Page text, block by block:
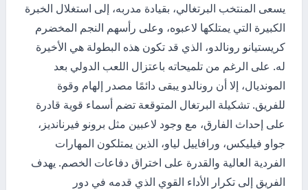
يسعى المنتخب البرتغالي، بقيادة مدربه، إلى استغلال الخبرة
الكبيرة التي يمتلكها لاعبوه، وعلى رأسهم النجم المخضرم
كريستيانو رونالدو، الذي قد تكون هذه البطولة هي الأخيرة
له. على الرغم من تلميحاته باعتزال اللعب الدولي بعد
المونديال، إلا أن رونالدو يبقى دائمًا مصدر إلهام وقوة
للفريق. تشكيلة البرتغال المتوقعة تضم أسماء قوية قادرة
على إحداث الفارق، مع وجود لاعبين مثل برونو فيرنانديز،
جواو فيليكس، ورافاييل لياو، الذين يمتلكون المهارات
الفردية العالية والقدرة على اختراق دفاعات الخصم. يهدف
الفريق إلى تكرار الأداء القوي الذي قدمه في دور